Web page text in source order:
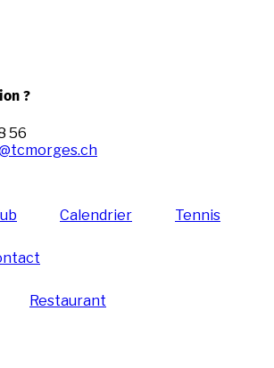
?
56
Calendrier Tennis
Restaurant